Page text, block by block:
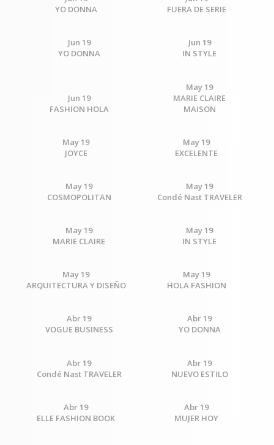
YO DONNA
FUERA DE SERIE
Jun 19
YO DONNA
Jun 19
IN STYLE
Jun 19
FASHION HOLA
May 19
MARIE CLAIRE
MAISON
May 19
JOYCE
May 19
EXCELENTE
May 19
COSMOPOLITAN
May 19
Condé Nast TRAVELER
May 19
MARIE CLAIRE
May 19
IN STYLE
May 19
ARQUITECTURA Y DISEÑO
May 19
HOLA FASHION
Abr 19
VOGUE BUSINESS
Abr 19
YO DONNA
Abr 19
Condé Nast TRAVELER
Abr 19
NUEVO ESTILO
Abr 19
ELLE FASHION BOOK
Abr 19
MUJER HOY